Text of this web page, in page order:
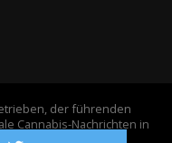
der führenden
Cannabis-Nachrichten in